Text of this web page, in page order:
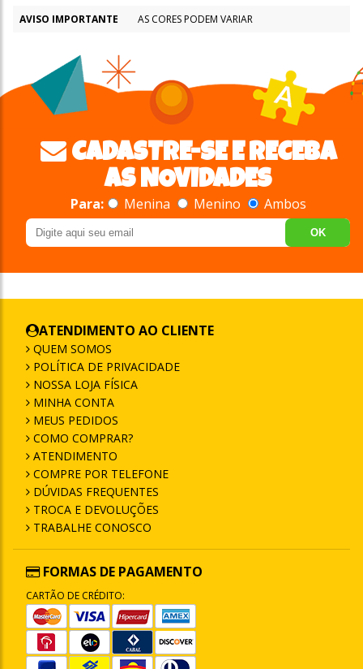
AVISO IMPORTANTE
AS CORES PODEM VARIAR
CADASTRE-SE E RECEBA
AS NOVIDADES
Para: Menina Menino Ambos
OK
ATENDIMENTO AO CLIENTE
QUEM SOMOS
POLÍTICA DE PRIVACIDADE
NOSSA LOJA FÍSICA
MINHA CONTA
MEUS PEDIDOS
COMO COMPRAR?
ATENDIMENTO
COMPRE POR TELEFONE
DÚVIDAS FREQUENTES
TROCA E DEVOLUÇÕES
TRABALHE CONOSCO
FORMAS DE PAGAMENTO
CARTÃO DE CRÉDITO: